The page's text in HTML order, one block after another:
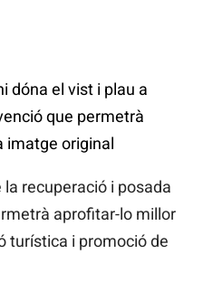
dóna el vist i plau a
que permetrà
imatge original
recuperació i posada
aprofitar-lo millor
turística i promoció de